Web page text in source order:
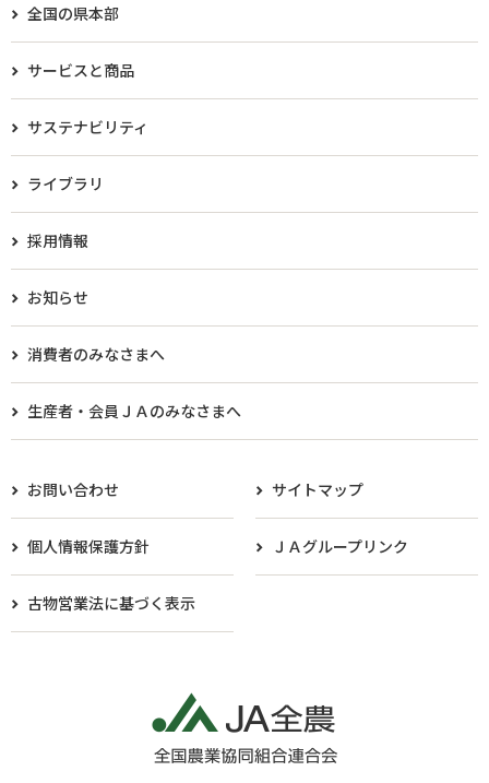
全国の県本部
サービスと商品
サステナビリティ
ライブラリ
採用情報
お知らせ
消費者のみなさまへ
生産者・会員ＪＡのみなさまへ​
お問い合わせ サイトマップ
個人情報保護方針 ＪＡグループリンク
古物営業法に基づく表示